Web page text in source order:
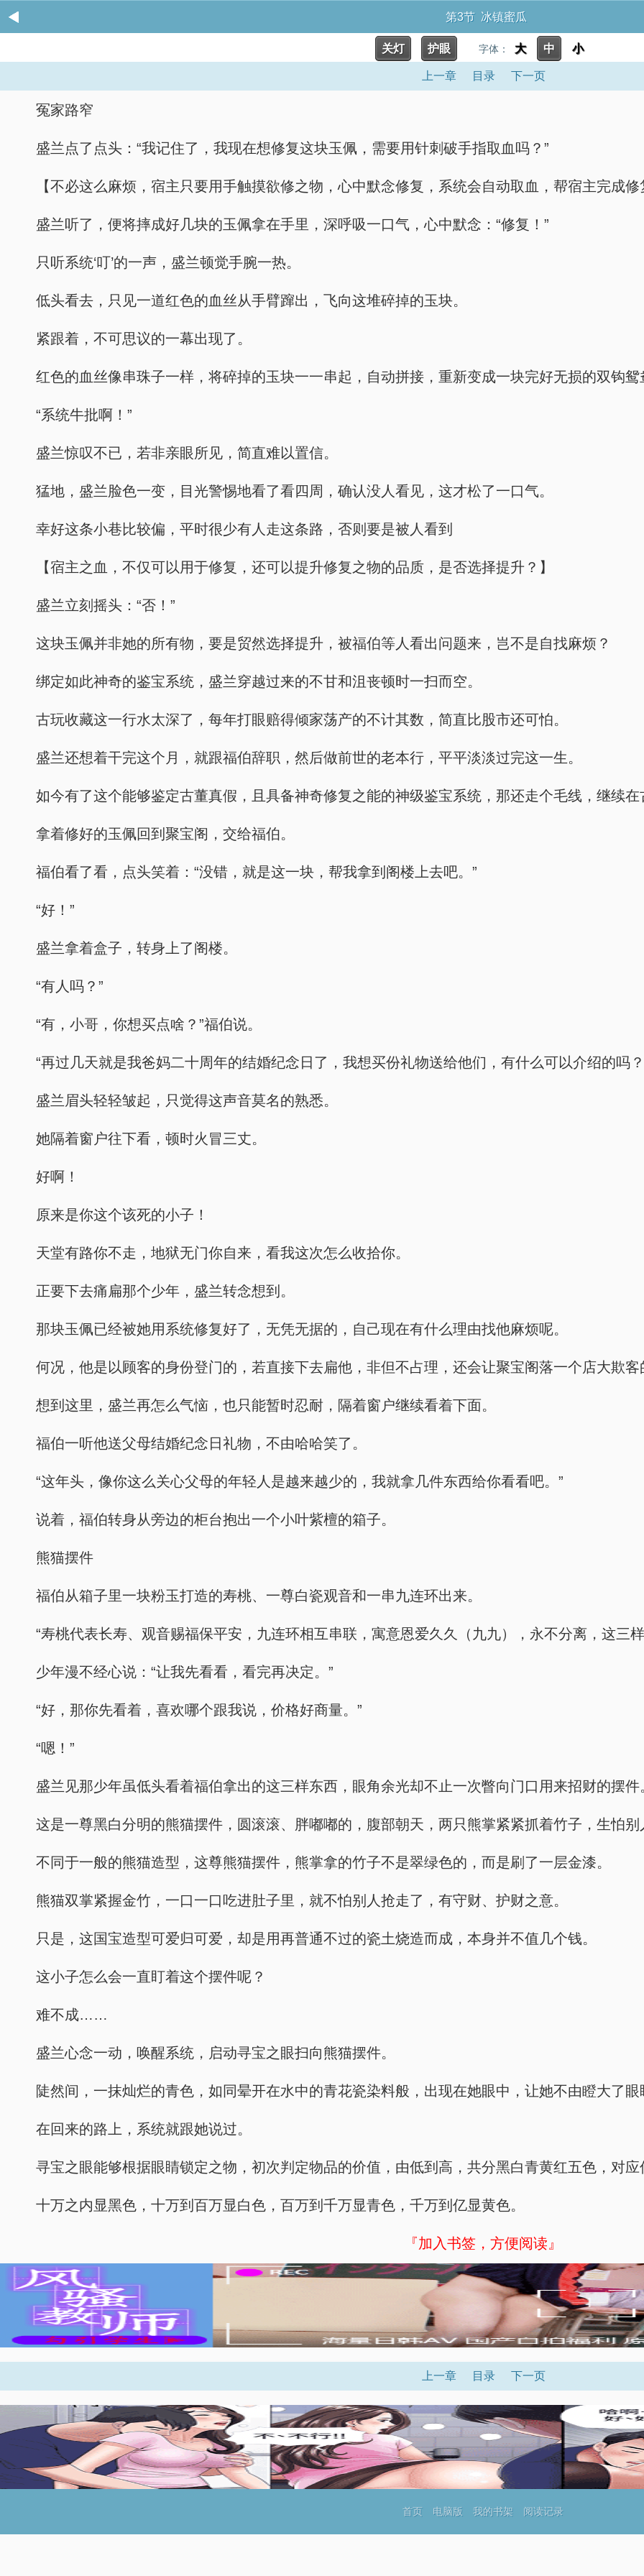
第3节 冰镇蜜瓜
关灯 护眼 字体： 大 中 小
上一章 目录 下一页
冤家路窄
盛兰点了点头：“我记住了，我现在想修复这块玉佩，需要用针刺破手指取血吗？”
【不必这么麻烦，宿主只要用手触摸欲修之物，心中默念修复，系统会自动取血，帮宿主完成修
盛兰听了，便将摔成好几块的玉佩拿在手里，深呼吸一口气，心中默念：“修复！”
只听系统‘叮’的一声，盛兰顿觉手腕一热。
低头看去，只见一道红色的血丝从手臂蹿出，飞向这堆碎掉的玉块。
紧跟着，不可思议的一幕出现了。
红色的血丝像串珠子一样，将碎掉的玉块一一串起，自动拼接，重新变成一块完好无损的双钩鸳
“系统牛批啊！”
盛兰惊叹不已，若非亲眼所见，简直难以置信。
猛地，盛兰脸色一变，目光警惕地看了看四周，确认没人看见，这才松了一口气。
幸好这条小巷比较偏，平时很少有人走这条路，否则要是被人看到
【宿主之血，不仅可以用于修复，还可以提升修复之物的品质，是否选择提升？】
盛兰立刻摇头：“否！”
这块玉佩并非她的所有物，要是贸然选择提升，被福伯等人看出问题来，岂不是自找麻烦？
绑定如此神奇的鉴宝系统，盛兰穿越过来的不甘和沮丧顿时一扫而空。
古玩收藏这一行水太深了，每年打眼赔得倾家荡产的不计其数，简直比股市还可怕。
盛兰还想着干完这个月，就跟福伯辞职，然后做前世的老本行，平平淡淡过完这一生。
如今有了这个能够鉴定古董真假，且具备神奇修复之能的神级鉴宝系统，那还走个毛线，继续
拿着修好的玉佩回到聚宝阁，交给福伯。
福伯看了看，点头笑着：“没错，就是这一块，帮我拿到阁楼上去吧。”
“好！”
盛兰拿着盒子，转身上了阁楼。
“有人吗？”
“有，小哥，你想买点啥？”福伯说。
“再过几天就是我爸妈二十周年的结婚纪念日了，我想买份礼物送给他们，有什么可以介绍的吗
盛兰眉头轻轻皱起，只觉得这声音莫名的熟悉。
她隔着窗户往下看，顿时火冒三丈。
好啊！
原来是你这个该死的小子！
天堂有路你不走，地狱无门你自来，看我这次怎么收拾你。
正要下去痛扁那个少年，盛兰转念想到。
那块玉佩已经被她用系统修复好了，无凭无据的，自己现在有什么理由找他麻烦呢。
何况，他是以顾客的身份登门的，若直接下去扁他，非但不占理，还会让聚宝阁落一个店大欺客
想到这里，盛兰再怎么气恼，也只能暂时忍耐，隔着窗户继续看着下面。
福伯一听他送父母结婚纪念日礼物，不由哈哈笑了。
“这年头，像你这么关心父母的年轻人是越来越少的，我就拿几件东西给你看看吧。”
说着，福伯转身从旁边的柜台抱出一个小叶紫檀的箱子。
熊猫摆件
福伯从箱子里一块粉玉打造的寿桃、一尊白瓷观音和一串九连环出来。
“寿桃代表长寿、观音赐福保平安，九连环相互串联，寓意恩爱久久（九九），永不分离，这三
少年漫不经心说：“让我先看看，看完再决定。”
“好，那你先看着，喜欢哪个跟我说，价格好商量。”
“嗯！”
盛兰见那少年虽低头看着福伯拿出的这三样东西，眼角余光却不止一次瞥向门口用来招财的摆件
这是一尊黑白分明的熊猫摆件，圆滚滚、胖嘟嘟的，腹部朝天，两只熊掌紧紧抓着竹子，生怕
不同于一般的熊猫造型，这尊熊猫摆件，熊掌拿的竹子不是翠绿色的，而是刷了一层金漆。
熊猫双掌紧握金竹，一口一口吃进肚子里，就不怕别人抢走了，有守财、护财之意。
只是，这国宝造型可爱归可爱，却是用再普通不过的瓷土烧造而成，本身并不值几个钱。
这小子怎么会一直盯着这个摆件呢？
难不成……
盛兰心念一动，唤醒系统，启动寻宝之眼扫向熊猫摆件。
陡然间，一抹灿烂的青色，如同晕开在水中的青花瓷染料般，出现在她眼中，让她不由瞪大了眼
在回来的路上，系统就跟她说过。
寻宝之眼能够根据眼睛锁定之物，初次判定物品的价值，由低到高，共分黑白青黄红五色，对应
十万之内显黑色，十万到百万显白色，百万到千万显青色，千万到亿显黄色。
『加入书签，方便阅读』
上一章 目录 下一页
首页 电脑版 我的书架 阅读记录